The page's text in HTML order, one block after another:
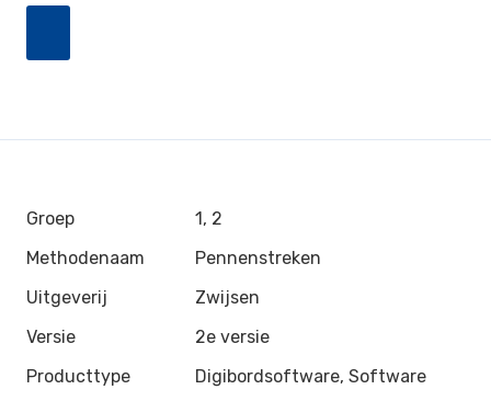
Groep
1, 2
Methodenaam
Pennenstreken
Uitgeverij
Zwijsen
Versie
2e versie
Producttype
Digibordsoftware, Software